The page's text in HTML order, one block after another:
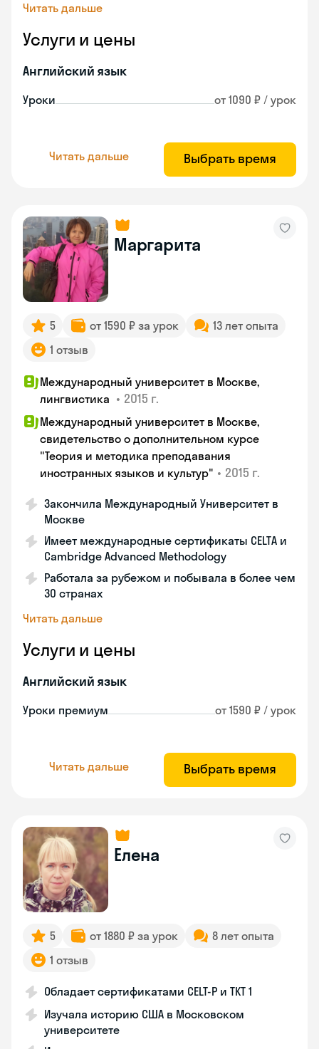
Читать дальше
Услуги и цены
Английский язык
Уроки от 1090 ₽ / урок
Читать дальше Выбрать время
Маргарита
5 от 1590 ₽ за урок
13 лет опыта
1 отзыв
Международный университет в Москве,
лингвистика • 2015 г.
Международный университет в Москве,
свидетельство о дополнительном курсе
"Теория и методика преподавания
иностранных языков и культур" • 2015 г.
Закончила Международный Университет в
Москве
Имеет международные сертификаты CELTA и
Cambridge Advanced Methodology
Работала за рубежом и побывала в более чем
30 странах
Читать дальше
Услуги и цены
Английский язык
Уроки премиум от 1590 ₽ / урок
Читать дальше Выбрать время
Елена
5 от 1880 ₽ за урок
8 лет опыта
1 отзыв
Обладает сертификатами CELT-P и TKT 1
Изучала историю США в Московском
университете